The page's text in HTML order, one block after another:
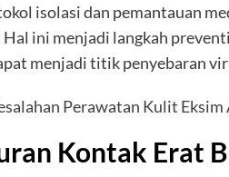
isolasi dan pemantauan
ini menjadi langkah
menjadi titik penyebaran
Perawatan Kulit
Kontak Erat